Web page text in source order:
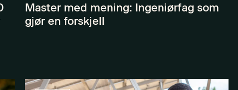
Master med mening: Ingeniørfag som
gjør en forskjell